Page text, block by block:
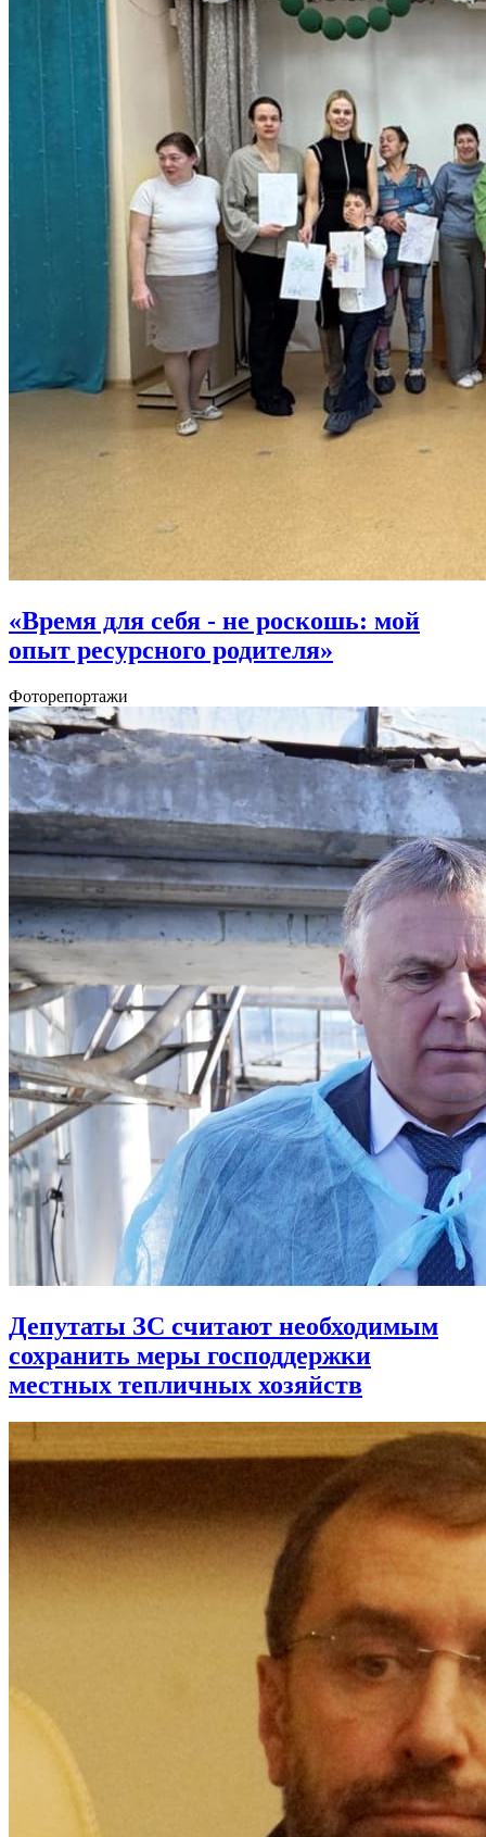
«Время для себя - не роскошь: мой
опыт ресурсного родителя»
Фоторепортажи
Депутаты ЗС считают необходимым
сохранить меры господдержки
местных тепличных хозяйств